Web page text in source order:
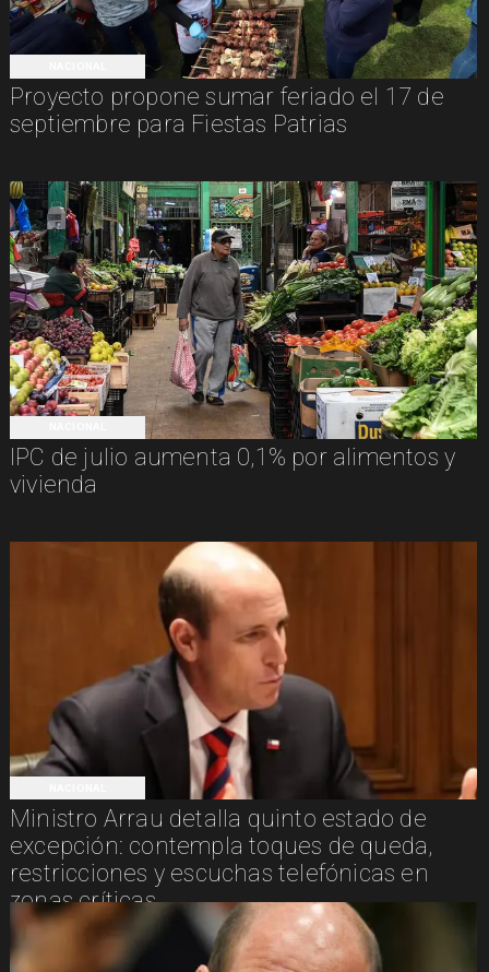
Proyecto propone sumar feriado el 17 de
septiembre para Fiestas Patrias
IPC de julio aumenta 0,1% por alimentos y
vivienda
Ministro Arrau detalla quinto estado de
excepción: contempla toques de queda,
restricciones y escuchas telefónicas en
zonas críticas